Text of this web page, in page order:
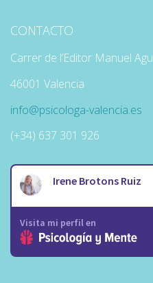
CONTACTO
Carrer de l’Editor Manuel
46001 Valencia
info@psicologa-valencia.es
(+34) 637 301 926